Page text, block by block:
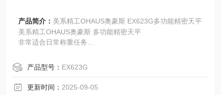
产品简介： 美系精工OHAUS奥豪斯 EX623G多功能精密天平
美系精工OHAUS奥豪斯 多功能精密天平
非常适合日常称重任务
性，并且价格实惠。RS232数据传输、背光显示屏和简洁的
用户界面使其易于应用于称重环境。
产品型号： EX623G
更新时间： 2025-09-05